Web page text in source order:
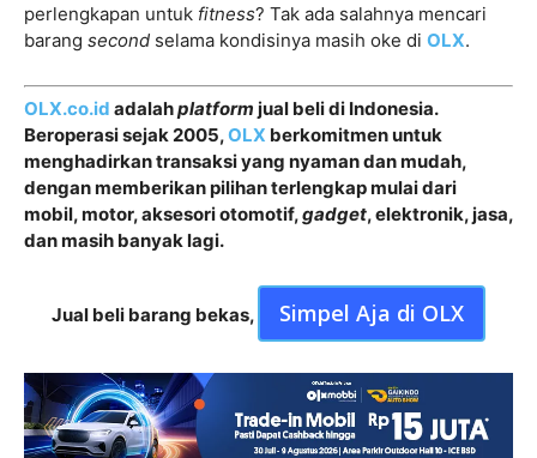
perlengkapan untuk fitness? Tak ada salahnya mencari
barang second selama kondisinya masih oke di OLX.
OLX.co.id adalahplatform jual beli di Indonesia.
Beroperasi sejak 2005,OLX berkomitmen untuk
menghadirkan transaksi yang nyaman dan mudah,
dengan memberikan pilihan terlengkap mulai dari
mobil, motor, aksesori otomotif,gadget, elektronik, jasa,
dan masih banyak lagi.
Jual beli barang bekas, Simpel Aja di OLX